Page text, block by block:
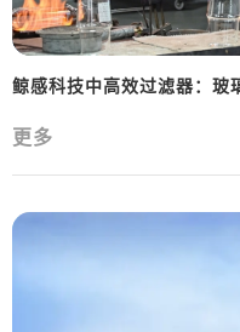
鲸感科技中高效过滤器：玻
更多